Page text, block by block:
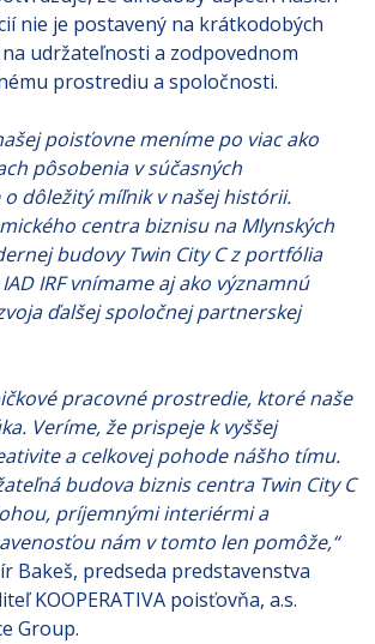
nie je postavený na krátkodobých
udržateľnosti a zodpovednom
prostrediu a spoločnosti.
poisťovne meníme po viac ako
pôsobenia v súčasných
dôležitý míľnik v našej histórii.
centra biznisu na Mlynských
budovy Twin City C z portfólia
IRF vnímame aj ako významnú
ďalšej spoločnej partnerskej
pracovné prostredie, ktoré naše
Veríme, že prispeje k vyššej
a celkovej pohode nášho tímu.
budova biznis centra Twin City C
príjemnými interiérmi a
nám v tomto len pomôže,“
Bakeš, predseda predstavenstva
KOOPERATIVA poisťovňa, a.s.
Group.